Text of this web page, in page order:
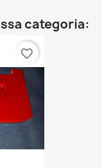
categoria:
favorite_border